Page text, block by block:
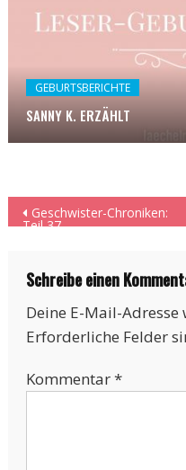
GEBURTSBERICHTE
SANNY K. ERZÄHLT
Beitragsnavigation
Geschwister-Chroniken:
Teil 37
Schreibe einen
Deine E-Mail-
Erforderliche Felder
Kommentar*